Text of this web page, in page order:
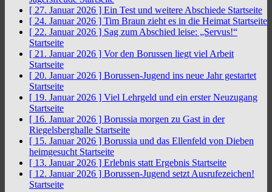
[ 27. Januar 2026 ] Ein Test und weitere Abschiede Startseite
[ 24. Januar 2026 ] Tim Braun zieht es in die Heimat Startseite
[ 22. Januar 2026 ] Sag zum Abschied leise: „Servus!“
Startseite
[ 21. Januar 2026 ] Vor den Borussen liegt viel Arbeit
Startseite
[ 20. Januar 2026 ] Borussen-Jugend ins neue Jahr gestartet
Startseite
[ 19. Januar 2026 ] Viel Lehrgeld und ein erster Neuzugang
Startseite
[ 16. Januar 2026 ] Borussia morgen zu Gast in der
Riegelsberghalle Startseite
[ 15. Januar 2026 ] Borussia und das Ellenfeld von Dieben
heimgesucht Startseite
[ 13. Januar 2026 ] Erlebnis statt Ergebnis Startseite
[ 12. Januar 2026 ] Borussen-Jugend setzt Ausrufezeichen!
Startseite